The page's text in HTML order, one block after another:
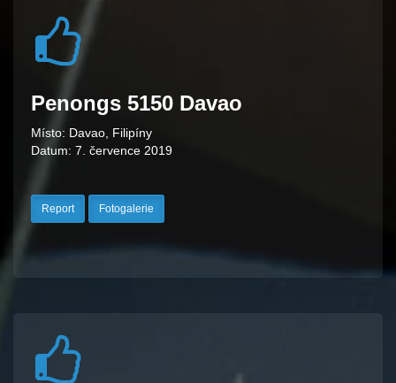
Penongs 5150 Davao
Místo: Davao, Filipíny
Datum: 7. července 2019
Report Fotogalerie